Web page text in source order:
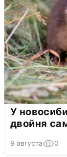
У
двойня
9 августа 0